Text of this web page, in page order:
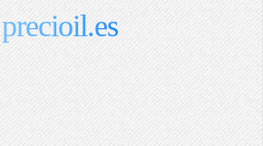
precioil.es